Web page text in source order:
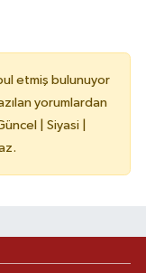
etmiş bulunuyor
yorumlardan
| Siyasi |